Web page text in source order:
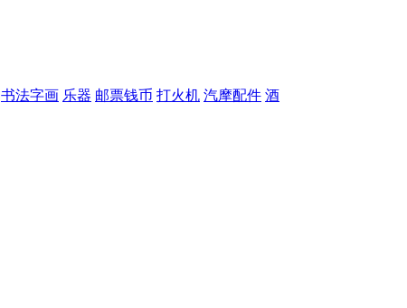
书法字画 乐器 邮票钱币 打火机 汽摩配件 酒